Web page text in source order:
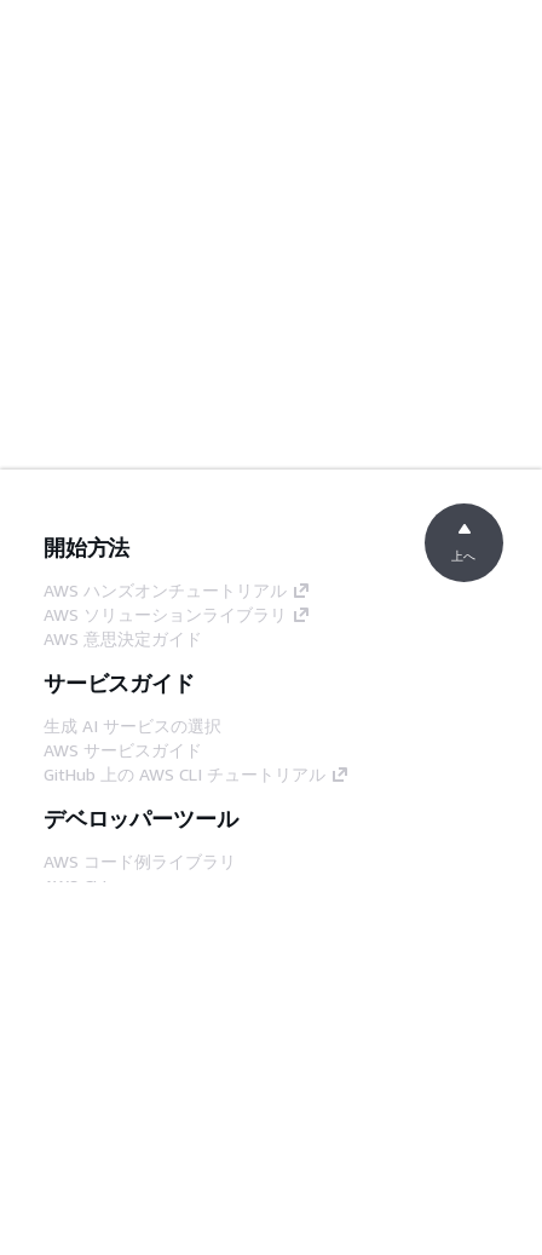
開始方法
AWS ハンズオンチュートリアル
AWS ソリューションライブラリ
AWS 意思決定ガイド
サービスガイド
生成 AI サービスの選択
AWS サービスガイド
GitHub 上の AWS CLI チュートリアル
デベロッパーツール
AWS コード例ライブラリ
AWS CLI
上へ